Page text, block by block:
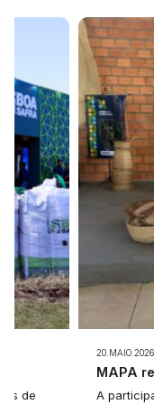
de
20.MAIO.2026 |
MAPA
A